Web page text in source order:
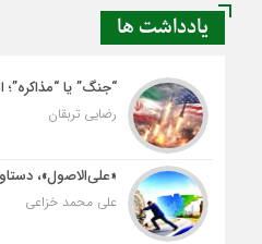
یادداشت ها
“جنگ” یا “مذاکره”؛
رضایی تربقان
«علی‌الاصول»،
علی محمد خزاعی